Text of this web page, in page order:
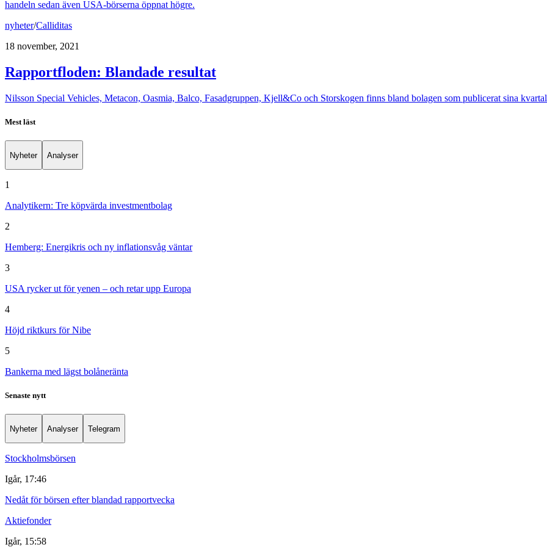
handeln sedan även USA-börserna öppnat högre.
nyheter/Calliditas
18 november, 2021
Rapportfloden: Blandade resultat
Nilsson Special Vehicles, Metacon, Oasmia, Balco, Fasadgruppen, Kjell&Co och Storskogen finns bland bolagen som publicerat sina
Mest läst
Nyheter Analyser
1
Analytikern: Tre köpvärda investmentbolag
2
Hemberg: Energikris och ny inflationsvåg väntar
3
USA rycker ut för yenen – och retar upp Europa
4
Höjd riktkurs för Nibe
5
Bankerna med lägst bolåneränta
Senaste nytt
Nyheter Analyser Telegram
Stockholmsbörsen
Igår, 17:46
Nedåt för börsen efter blandad rapportvecka
Aktiefonder
Igår, 15:58